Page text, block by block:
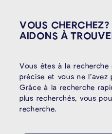
VOUS
AIDONS À
Vous êtes à la recherche
précise et vous ne
Grâce à la recherche
plus recherchés, vous
recherche.